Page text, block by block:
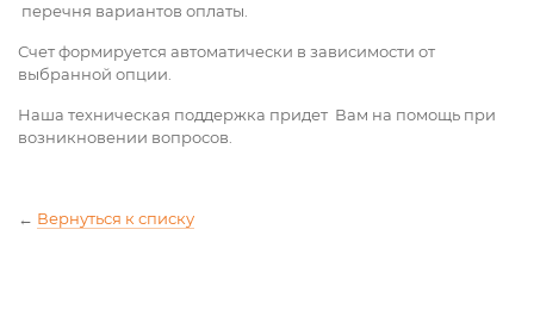
перечня вариантов оплаты.
Счет формируется автоматически в зависимости от
выбранной опции.
Наша техническая поддержка придет Вам на помощь при
возникновении вопросов.
← Вернуться к списку